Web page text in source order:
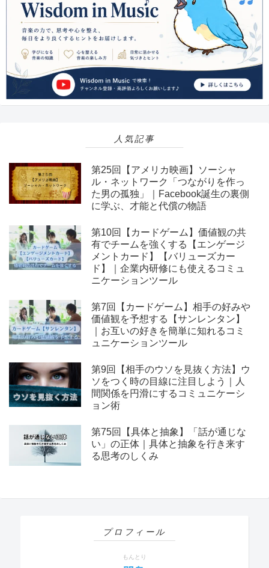
人気記事
第25回【アメリカ映画】ソーシャ
ル・ネットワーク「つながりを作っ
た男の孤独」｜Facebook誕生の裏側
に学ぶ、才能と代償の物語
第10回【カードゲーム】価値観の共
有でチームを強くする【エンゲージ
メントカード】【バリューズカー
ド】｜企業内研修にも使えるコミュ
ニケーションツール
第7回【カードゲーム】相手の好みや
価値観を予想する【サンレンタン】
｜お互いの好きを簡単に知れるコミ
ュニケーションツール
第9回【相手のウソを見抜く方法】ウ
ソをつく時の目線に注目しよう｜人
間関係を円滑にするコミュニケーシ
ョン術
第75回【具体と抽象】「話が通じな
い」の正体｜具体と抽象を行き来す
る思考のしくみ
プロフィール
もんとり